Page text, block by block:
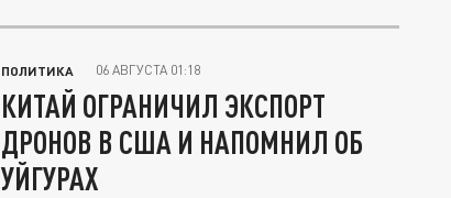
ПОЛИТИКА 06 АВГУСТА 01:18
КИТАЙ ОГРАНИЧИЛ ЭКСПОРТ
ДРОНОВ В США И НАПОМНИЛ ОБ
УЙГУРАХ